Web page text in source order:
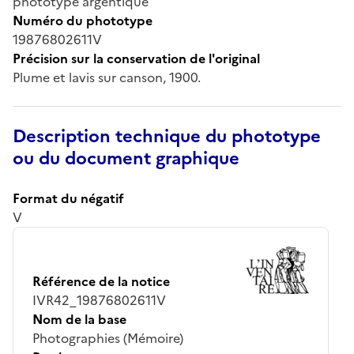
Numéro du phototype
19876802611V
Précision sur la conservation de l'original
Plume et lavis sur canson, 1900.
Description technique du phototype
ou du document graphique
Format du négatif
V
Référence de la notice
IVR42_19876802611V
Nom de la base
Photographies (Mémoire)